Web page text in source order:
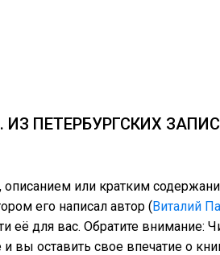
ПЕТЕРБУРГСКИХ
или кратким
его написал автор (Виталий
её для вас. Обратите внимание:
оставить свое впечатие о